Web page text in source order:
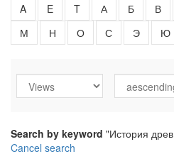
A E T А Б В
М
Н О С Э Ю
Search by keyword "История
Cancel search